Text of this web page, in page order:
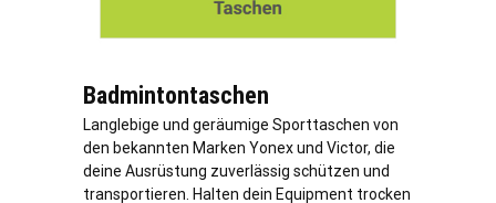
Badmintontaschen
Langlebige und geräumige Sporttaschen von
den bekannten Marken Yonex und Victor, die
deine Ausrüstung zuverlässig schützen und
transportieren. Halten dein Equipment trocken